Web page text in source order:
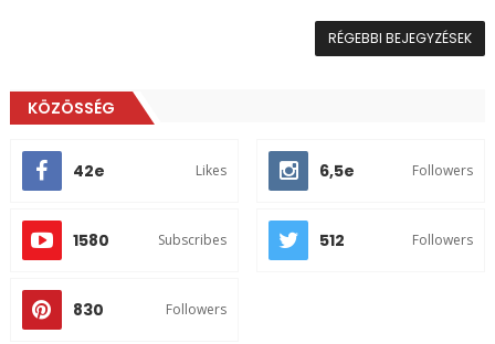
RÉGEBBI BEJEGYZÉSEK
KÖZÖSSÉG
42e Likes 6,5e Followers
1580 Subscribes 512 Followers
830 Followers